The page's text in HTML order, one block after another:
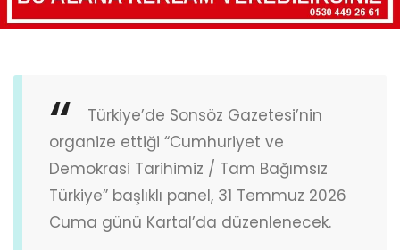
Türkiye’de Sonsöz Gazetesi’nin
organize ettiği “Cumhuriyet ve
Demokrasi Tarihimiz / Tam Bağımsız
Türkiye” başlıklı panel, 31 Temmuz 2026
Cuma günü Kartal’da düzenlenecek.